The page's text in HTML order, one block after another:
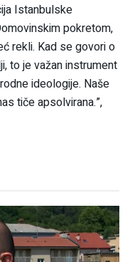
Istanbulske
pokretom,
rekli. Kad se govori o
to je važan instrument
ideologije. Naše
tiče apsolvirana.”,